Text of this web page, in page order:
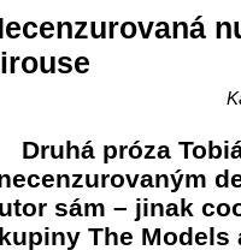
Druhá próza
sám – jinak
The